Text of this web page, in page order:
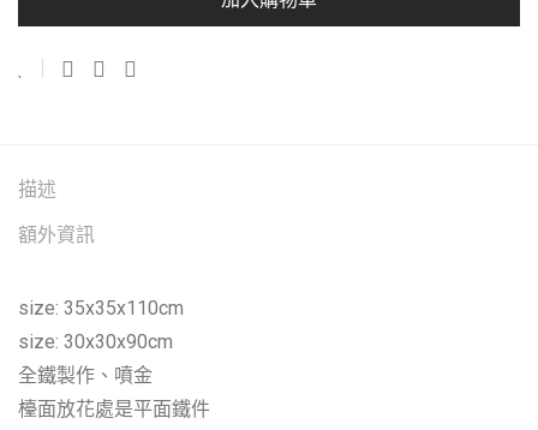
描述
額外資訊
size: 35x35x110cm
size: 30x30x90cm
全鐵製作、噴金
檯面放花處是平面鐵件